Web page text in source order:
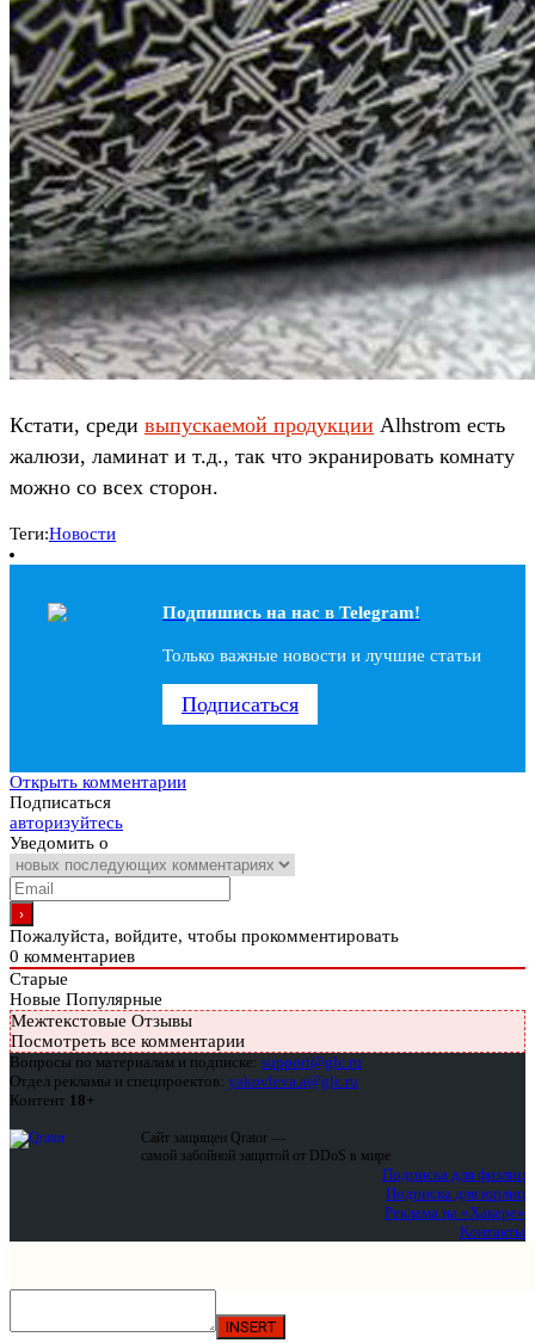
Кстати, среди выпускаемой продукции Alhstrom есть
жалюзи, ламинат и т.д., так что экранировать комнату
можно со всех сторон.
Теги:Новости
Подпишись на наc в Telegram!
Только важные новости и лучшие статьи
Подписаться
Открыть комментарии
Подписаться
авторизуйтесь
Уведомить о
Пожалуйста, войдите, чтобы прокомментировать
0 комментариев
Старые
Новые Популярные
Межтекстовые Отзывы
Посмотреть все комментарии
Вопросы по материалам и подписке: support@glc.ru
Отдел рекламы и спецпроектов: yakovleva.a@glc.ru
Контент 18+
Сайт защищен Qrator —
самой забойной защитой от DDoS в мире
Подписка для физлиц
Подписка для юрлиц
Реклама на «Хакере»
Контакты
INSERT